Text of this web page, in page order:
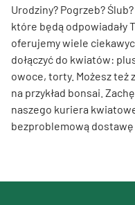
Urodziny? Pogrzeb?
które będą odpowiadały
oferujemy wiele
dołączyć do kwiatów:
owoce, torty. Możesz też
na przykład bonsai.
naszego kuriera
bezproblemową dostawę